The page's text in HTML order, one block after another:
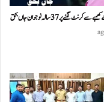
کرنٹ لگنے پر 37 سالہ نوجوان جاں بحق